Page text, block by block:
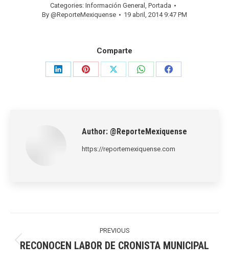
Categories: Información General , Portada
By @ReporteMexiquense 19 abril, 2014 9:47 PM
Comparte
Share
Share
Share
Share
Share
Author: @ReporteMexiquense
https://reportemexiquense.com
navigation
PREVIOUS
Previous
RECONOCEN LABOR DE CRONISTA MUNICIPAL